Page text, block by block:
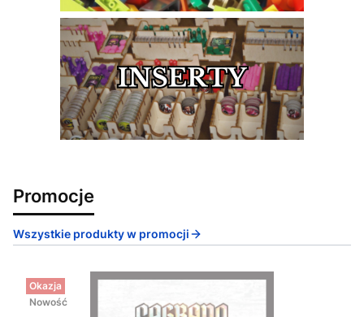
Promocje
Wszystkie produkty w promocji
Okazja
Nowość